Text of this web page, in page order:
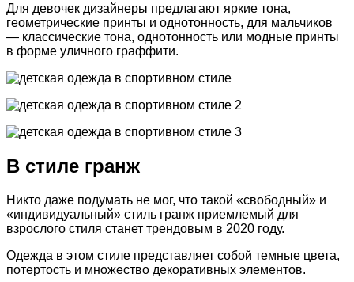
Для девочек дизайнеры предлагают яркие тона,
геометрические принты и однотонность, для мальчиков
— классические тона, однотонность или модные принты
в форме уличного граффити.
В стиле гранж
Никто даже подумать не мог, что такой «свободный» и
«индивидуальный» стиль гранж приемлемый для
взрослого стиля станет трендовым в 2020 году.
Одежда в этом стиле представляет собой темные цвета,
потертость и множество декоративных элементов.